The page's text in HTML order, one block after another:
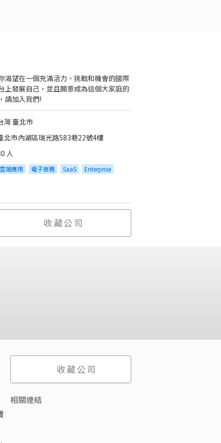
渴望在一個充滿活力、挑戰和機會的國際
上發展自己，並且願意成為這個大家庭的
請加入我們!
灣 臺北市
北市內湖區瑞光路583巷22號4樓
人
雲端應用 電子商務 SaaS Enterprise
收藏公司
收藏公司
相關連結